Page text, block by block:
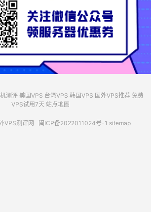
测评 美国VPS 台湾VPS 韩国VPS 国外VPS推荐 免费
VPS试用7天 站点地图
VPS测评网 闽ICP备2022011024号-1 sitemap